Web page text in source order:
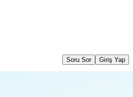
Soru Sor Giriş Yap